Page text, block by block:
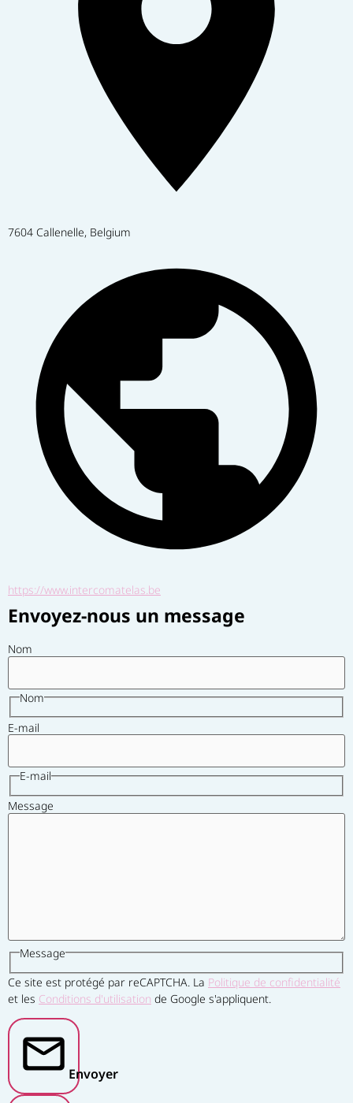
7604 Callenelle, Belgium
https://www.intercomatelas.be
Envoyez-nous un message
Nom
Nom
E-mail
E-mail
Message
Message
Ce site est protégé par reCAPTCHA. La Politique de confidentialité
et les Conditions d'utilisation de Google s'appliquent.
Envoyer